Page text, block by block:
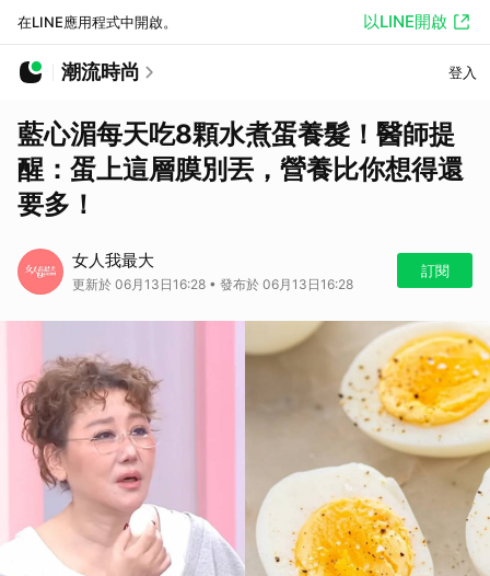
在LINE應用程式中開啟。 以LINE開啟
潮流時尚 登入
藍心湄每天吃8顆水煮蛋養髮！醫師提
醒：蛋上這層膜別丟，營養比你想得還
要多！
女人我最大
更新於 06月13日16:28 • 發布於 06月13日16:28
訂閱